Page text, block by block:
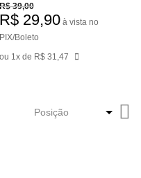
R$ 39,00
R$ 29,90 à vista no
PIX/Boleto
ou 1x de R$ 31,47